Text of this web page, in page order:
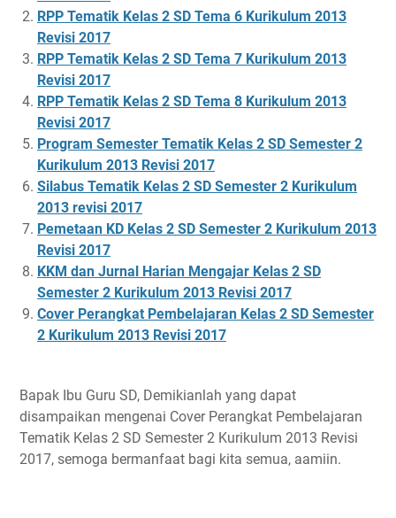
RPP Tematik Kelas 2 SD Tema 6 Kurikulum 2013
Revisi 2017
RPP Tematik Kelas 2 SD Tema 7 Kurikulum 2013
Revisi 2017
RPP Tematik Kelas 2 SD Tema 8 Kurikulum 2013
Revisi 2017
Program Semester Tematik Kelas 2 SD Semester 2
Kurikulum 2013 Revisi 2017
Silabus Tematik Kelas 2 SD Semester 2 Kurikulum
2013 revisi 2017
Pemetaan KD Kelas 2 SD Semester 2 Kurikulum 2013
Revisi 2017
KKM dan Jurnal Harian Mengajar Kelas 2 SD
Semester 2 Kurikulum 2013 Revisi 2017
Cover Perangkat Pembelajaran Kelas 2 SD Semester
2 Kurikulum 2013 Revisi 2017
Bapak Ibu Guru SD, Demikianlah yang dapat
disampaikan mengenai Cover Perangkat Pembelajaran
Tematik Kelas 2 SD Semester 2 Kurikulum 2013 Revisi
2017, semoga bermanfaat bagi kita semua, aamiin.